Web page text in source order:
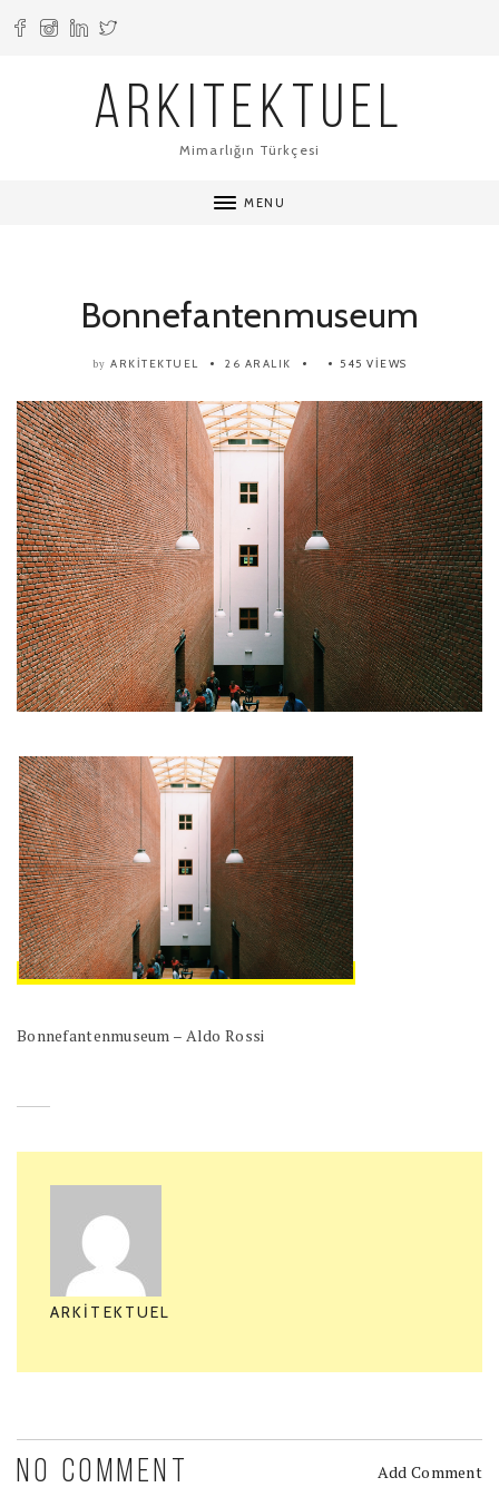
ARKITEKTUEL
Mimarlığın Türkçesi
MENU
Bonnefantenmuseum
by ARKITEKTUEL 26 ARALIK 545 VIEWS
Bonnefantenmuseum – Aldo Rossi
ARKITEKTUEL
NO COMMENT Add Comment